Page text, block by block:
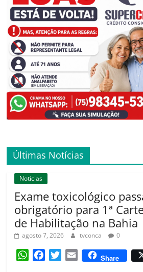
Últimas Notícias
Noticias
Exame toxicológico
obrigatório para 1ª
de Habilitação na Bahia
agosto 7, 2026 tvconca 0
W
Share